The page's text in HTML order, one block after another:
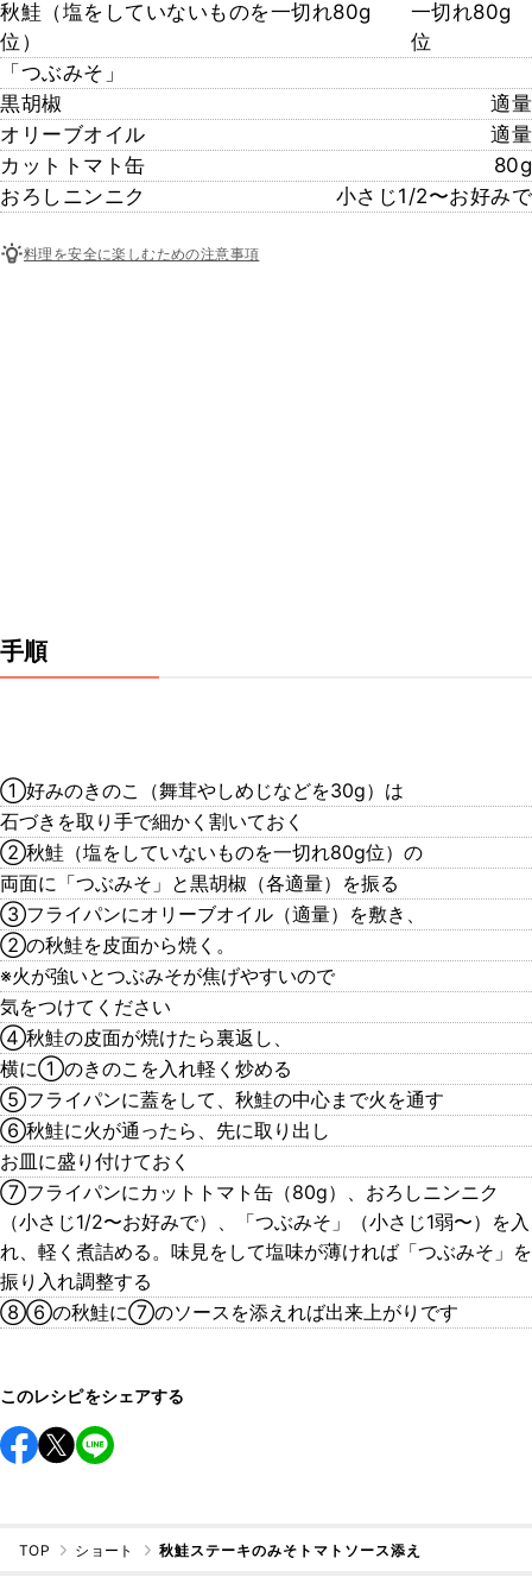
秋鮭（塩をしていないものを一切れ80g
位）
一切れ80g
位
「つぶみそ」
黒胡椒
適量
オリーブオイル
適量
カットトマト缶
80g
おろしニンニク
小さじ1/2〜お好みで
料理を安全に楽しむための注意事項
手順
①好みのきのこ（舞茸やしめじなどを30g）は
石づきを取り手で細かく割いておく
②秋鮭（塩をしていないものを一切れ80g位）の
両面に「つぶみそ」と黒胡椒（各適量）を振る
③フライパンにオリーブオイル（適量）を敷き、
②の秋鮭を皮面から焼く。
※火が強いとつぶみそが焦げやすいので
気をつけてください
④秋鮭の皮面が焼けたら裏返し、
横に①のきのこを入れ軽く炒める
⑤フライパンに蓋をして、秋鮭の中心まで火を通す
⑥秋鮭に火が通ったら、先に取り出し
お皿に盛り付けておく
⑦フライパンにカットトマト缶（80g）、おろしニンニク
（小さじ1/2〜お好みで）、「つぶみそ」（小さじ1弱〜）を入
れ、軽く煮詰める。味見をして塩味が薄ければ「つぶみそ」を
振り入れ調整する
⑧⑥の秋鮭に⑦のソースを添えれば出来上がりです
このレシピをシェアする
TOP ショート 秋鮭ステーキのみそトマトソース添え